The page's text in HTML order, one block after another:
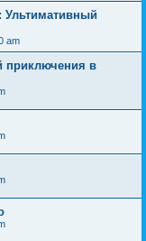
Ультимативный
am
приключения в